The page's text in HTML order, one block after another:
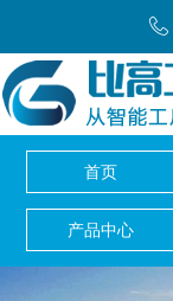
首页
产品中心